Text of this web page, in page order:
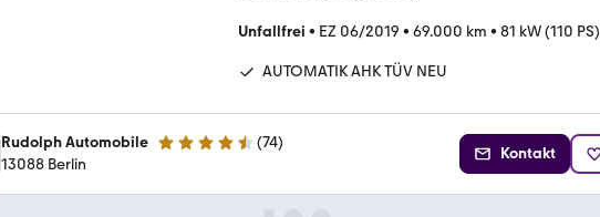
Unfallfrei • EZ 06/2019 • 69.000 km • 81 kW (110 PS)
AUTOMATIK AHK TÜV NEU
Rudolph Automobile 4.7 Sterne (74)
13088 Berlin
Kontakt